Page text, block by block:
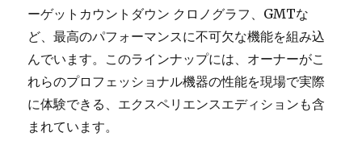
ーゲットカウントダウン クロノグラフ、GMTな
ど、最高のパフォーマンスに不可欠な機能を組み込
んでいます。このラインナップには、オーナーがこ
れらのプロフェッショナル機器の性能を現場で実際
に体験できる、エクスペリエンスエディションも含
まれています。